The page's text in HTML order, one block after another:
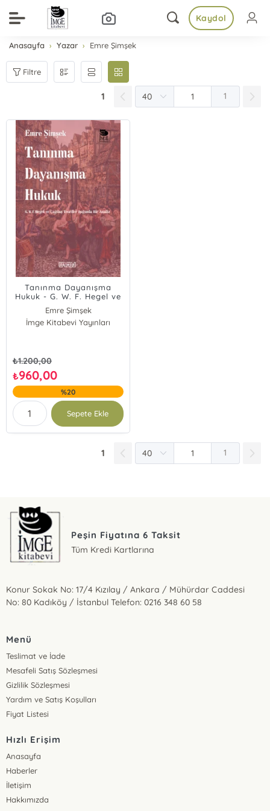
Kaydol
Anasayfa Yazar Emre Şimşek
Filtre
1 1
Tanınma Dayanışma
Hukuk - G. W. F. Hegel ve
Çağdaş Teoriler Işığında
Bir Analiz
Emre Şimşek
İmge Kitabevi Yayınları
₺1.200,00
₺960,00
%20
Sepete Ekle
1 1
Peşin Fiyatına 6 Taksit
Tüm Kredi Kartlarına
Konur Sokak No: 17/4 Kızılay / Ankara / Mühürdar Caddesi
No: 80 Kadıköy / İstanbul Telefon: 0216 348 60 58
Menü
Teslimat ve İade
Mesafeli Satış Sözleşmesi
Gizlilik Sözleşmesi
Yardım ve Satış Koşulları
Fiyat Listesi
Hızlı Erişim
Anasayfa
Haberler
İletişim
Hakkımızda